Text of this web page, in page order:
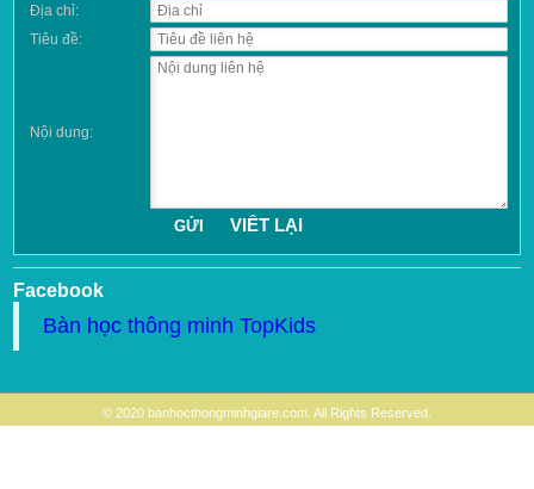
Địa chỉ:
Tiêu đề:
Nội dung:
Facebook
Bàn học thông minh TopKids
© 2020 banhocthongminhgiare.com. All Rights Reserved.